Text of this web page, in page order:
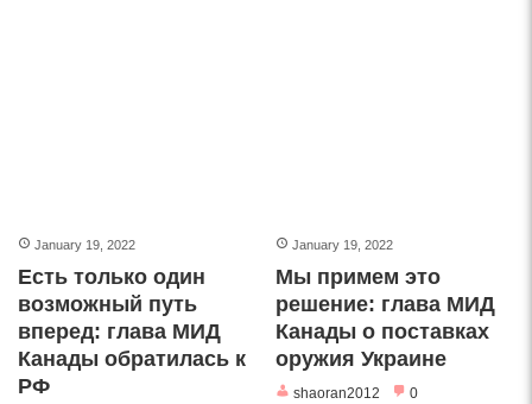
January 19, 2022
Есть только один
возможный путь
вперед: глава МИД
Канады обратилась к
РФ
January 19, 2022
Мы примем это
решение: глава МИД
Канады о поставках
оружия Украине
shaoran2012 0